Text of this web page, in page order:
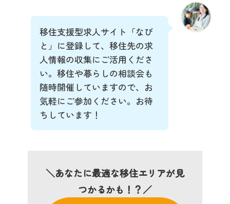
移住支援型求人サイト「なび
と」に登録して、移住先の求
人情報の収集にご活用くださ
い。移住や暮らしの相談会も
随時開催していますので、お
気軽にご参加ください。お待
ちしています！
＼あなたに最適な移住エリアが見
つかるかも！？／